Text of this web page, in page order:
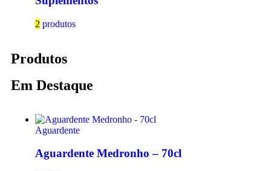
2 produtos
Produtos
Em Destaque
Aguardente
Aguardente Medronho – 70cl